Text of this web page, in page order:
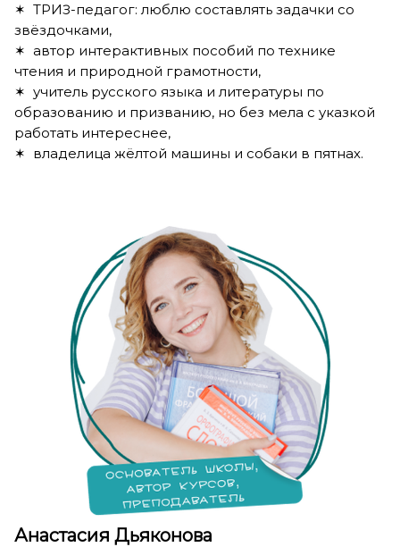
✶ ТРИЗ-педагог: люблю составлять задачки со
звёздочками,
✶ автор интерактивных пособий по технике
чтения и природной грамотности,
✶ учитель русского языка и литературы по
образованию и призванию, но без мела с указкой
работать интереснее,
✶ владелица жёлтой машины и собаки в пятнах.
Анастасия Дьяконова